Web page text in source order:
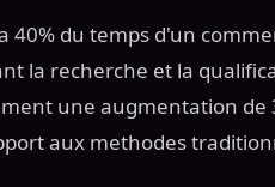
du temps d'un
la recherche et la
une augmentation de
aux methodes